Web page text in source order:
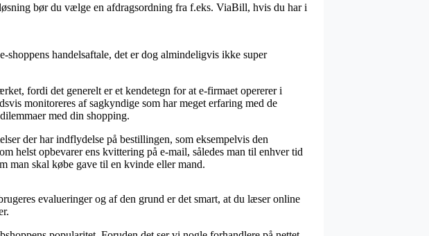
bør du vælge en afdragsordning fra f.eks. ViaBill, hvis du har i
handelsaftale, det er dog almindeligvis ikke super
fordi det generelt er et kendetegn for at e-firmaet opererer i
monitoreres af sagkyndige som har meget erfaring med de
med din shopping.
der har indflydelse på bestillingen, som eksempelvis den
helst opbevarer ens kvittering på e-mail, således man til enhver tid
man skal købe gave til en kvinde eller mand.
evalueringer og af den grund er det smart, at du læser online